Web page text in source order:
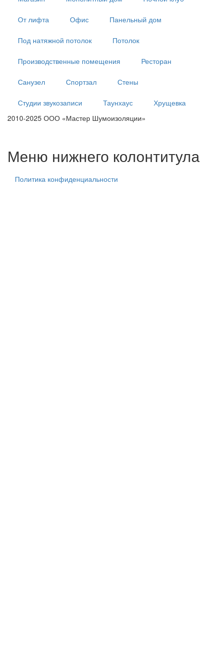
От лифта Офис Панельный дом
Под натяжной потолок Потолок
Производственные помещения Ресторан
Санузел Спортзал Стены
Студии звукозаписи Таунхаус
Хрущевка
2010-2025 ООО «Мастер Шумоизоляции»
Меню нижнего колонтитула
Политика конфиденциальности